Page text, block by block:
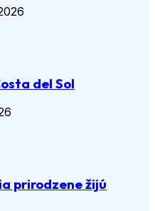
del Sol
prirodzene žijú